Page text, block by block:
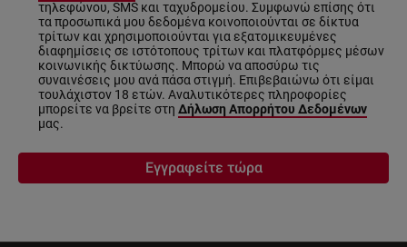
τηλεφώνου, SMS και ταχυδρομείου. Συμφωνώ επίσης ότι
τα προσωπικά μου δεδομένα κοινοποιούνται σε δίκτυα
τρίτων και χρησιμοποιούνται για εξατομικευμένες
διαφημίσεις σε ιστότοπους τρίτων και πλατφόρμες μέσων
κοινωνικής δικτύωσης. Μπορώ να αποσύρω τις
συναινέσεις μου ανά πάσα στιγμή. Επιβεβαιώνω ότι είμαι
τουλάχιστον 18 ετών. Αναλυτικότερες πληροφορίες
μπορείτε να βρείτε στη Δήλωση Απορρήτου Δεδομένων
μας.
Εγγραφείτε τώρα